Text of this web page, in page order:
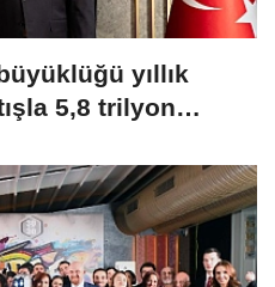
yıllık
5,8 trilyon